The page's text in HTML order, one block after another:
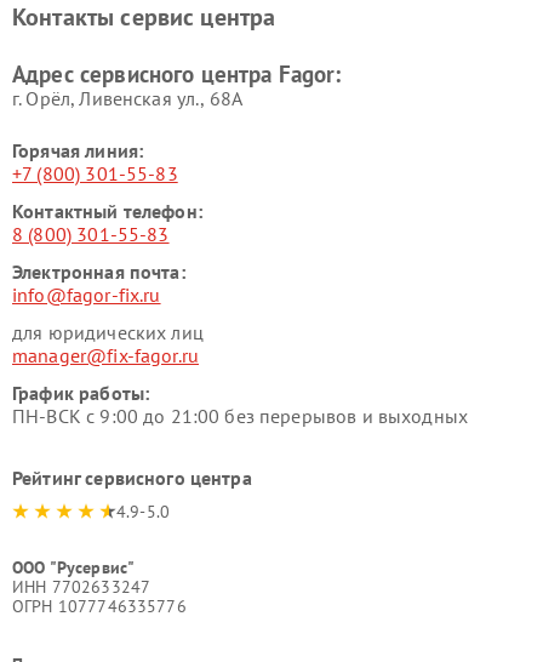
Контакты сервис центра
Адрес сервисного центра Fagor:
г. Орёл, Ливенская ул., 68А
Горячая линия:
+7 (800) 301-55-83
Контактный телефон:
8 (800) 301-55-83
Электронная почта:
info@fagor-fix.ru
для юридических лиц
manager@fix-fagor.ru
График работы:
ПН-ВСК с 9:00 до 21:00 без перерывов и выходных
Рейтинг сервисного центра
4.9-5.0
ООО "Русервис"
ИНН 7702633247
ОГРН 1077746335776